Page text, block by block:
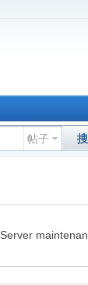
帖子
Server